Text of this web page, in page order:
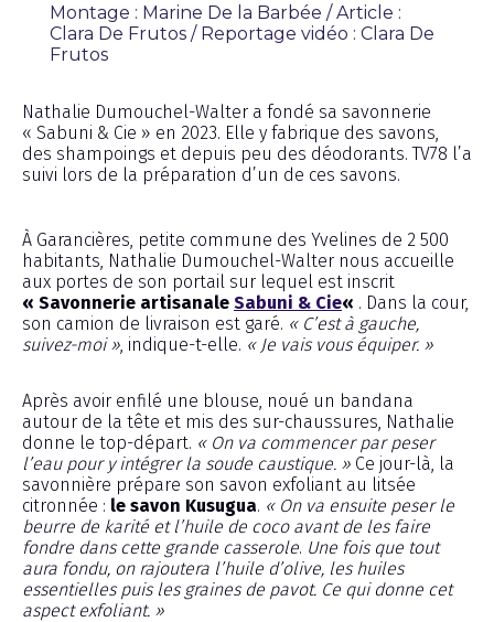
Montage : Marine De la Barbée / Article :
Clara De Frutos / Reportage vidéo : Clara De
Frutos
Nathalie Dumouchel-Walter a fondé sa savonnerie
« Sabuni & Cie » en 2023. Elle y fabrique des savons,
des shampoings et depuis peu des déodorants. TV78 l’a
suivi lors de la préparation d’un de ces savons.
À Garancières, petite commune des Yvelines de 2 500
habitants, Nathalie Dumouchel-Walter nous accueille
aux portes de son portail sur lequel est inscrit
« Savonnerie artisanale Sabuni & Cie« . Dans la cour,
son camion de livraison est garé. « C’est à gauche,
suivez-moi » , indique-t-elle. « Je vais vous équiper. »
Après avoir enfilé une blouse, noué un bandana
autour de la tête et mis des sur-chaussures, Nathalie
donne le top-départ. « On va commencer par peser
l’eau pour y intégrer la soude caustique. » Ce jour-là, la
savonnière prépare son savon exfoliant au litsée
citronnée : le savon Kusugua. « On va ensuite peser le
beurre de karité et l’huile de coco avant de les faire
fondre dans cette grande casserole. Une fois que tout
aura fondu, on rajoutera l’huile d’olive, les huiles
essentielles puis les graines de pavot. Ce qui donne cet
aspect exfoliant. »